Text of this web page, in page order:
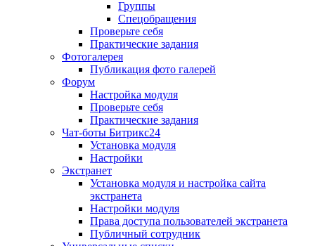
Группы
Спецобращения
Проверьте себя
Практические задания
Фотогалерея
Публикация фото галерей
Форум
Настройка модуля
Проверьте себя
Практические задания
Чат-боты Битрикс24
Установка модуля
Настройки
Экстранет
Установка модуля и настройка сайта
экстранета
Настройки модуля
Права доступа пользователей экстранета
Публичный сотрудник